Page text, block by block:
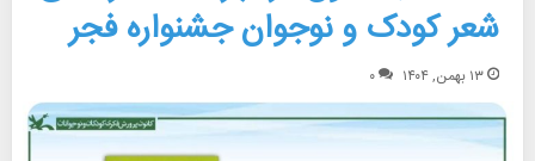
شعر کودک و نوجوان جشنواره فجر
۱۳ بهمن, ۱۴۰۴ ۰